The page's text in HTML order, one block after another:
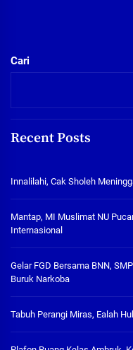
Cari
Recent Posts
Innalilahi, Cak Sholeh
Mantap, MI Muslimat NU
Internasional
Gelar FGD Bersama BNN,
Buruk Narkoba
Tabuh Perangi Miras, Ealah